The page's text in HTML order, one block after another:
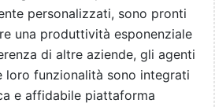
personalizzati, sono pronti
una produttività esponenziale
di altre aziende, gli agenti
loro funzionalità sono integrati
e affidabile piattaforma